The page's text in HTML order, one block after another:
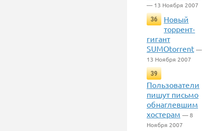
— 13 Ноября 2007
36
Новый
торрент-
гигант
SUMOtorrent —
13 Ноября 2007
39
Пользователи
пишут письмо
обнаглевшим
хостерам — 8
Ноября 2007